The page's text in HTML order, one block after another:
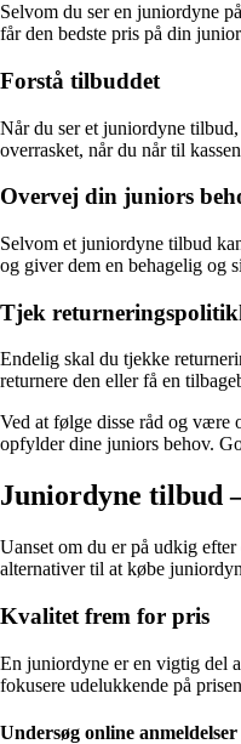
Selvom du ser en juniordyne
får den bedste pris på din
Forstå tilbuddet
Når du ser et juniordyne
overrasket, når du når til
Overvej din juniors
Selvom et juniordyne tilbud
og giver dem en behagelig og
Tjek
Endelig skal du tjekke
returnere den eller få en
Ved at følge disse råd og være
opfylder dine juniors behov.
Juniordyne tilbud
Uanset om du er på udkig
alternativer til at købe
Kvalitet frem for pris
En juniordyne er en vigtig del
fokusere udelukkende på
Undersøg online anmeldelser